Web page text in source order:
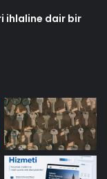
ihlaline dair bir